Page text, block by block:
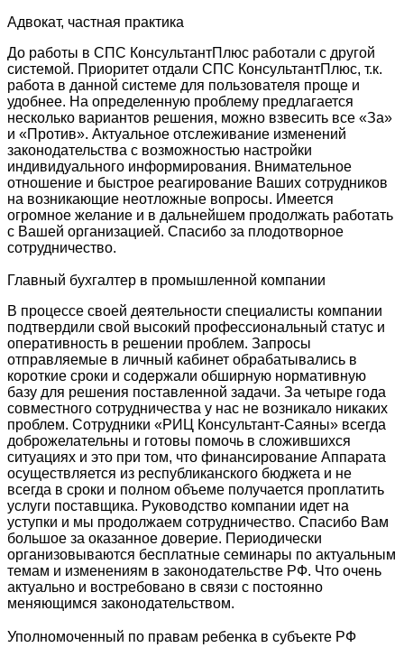
Адвокат, частная практика
До работы в СПС КонсультантПлюс работали с другой
системой. Приоритет отдали СПС КонсультантПлюс, т.к.
работа в данной системе для пользователя проще и
удобнее. На определенную проблему предлагается
несколько вариантов решения, можно взвесить все «За»
и «Против». Актуальное отслеживание изменений
законодательства с возможностью настройки
индивидуального информирования. Внимательное
отношение и быстрое реагирование Ваших сотрудников
на возникающие неотложные вопросы. Имеется
огромное желание и в дальнейшем продолжать работать
с Вашей организацией. Спасибо за плодотворное
сотрудничество.
Главный бухгалтер в промышленной компании
В процессе своей деятельности специалисты компании
подтвердили свой высокий профессиональный статус и
оперативность в решении проблем. Запросы
отправляемые в личный кабинет обрабатывались в
короткие сроки и содержали обширную нормативную
базу для решения поставленной задачи. За четыре года
совместного сотрудничества у нас не возникало никаких
проблем. Сотрудники «РИЦ Консультант-Саяны» всегда
доброжелательны и готовы помочь в сложившихся
ситуациях и это при том, что финансирование Аппарата
осуществляется из республиканского бюджета и не
всегда в сроки и полном объеме получается проплатить
услуги поставщика. Руководство компании идет на
уступки и мы продолжаем сотрудничество. Спасибо Вам
большое за оказанное доверие. Периодически
организовываются бесплатные семинары по актуальным
темам и изменениям в законодательстве РФ. Что очень
актуально и востребовано в связи с постоянно
меняющимся законодательством.
Уполномоченный по правам ребенка в субъекте РФ